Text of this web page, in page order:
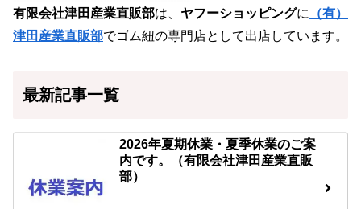
有限会社津田産業直販部は、 ヤフーショッピングに
（有）
津田産業直販部でゴム紐の専門店として出店しています。
最新記事一覧
2026年夏期休業・夏季休業のご案
内です。（有限会社津田産業直販
部）